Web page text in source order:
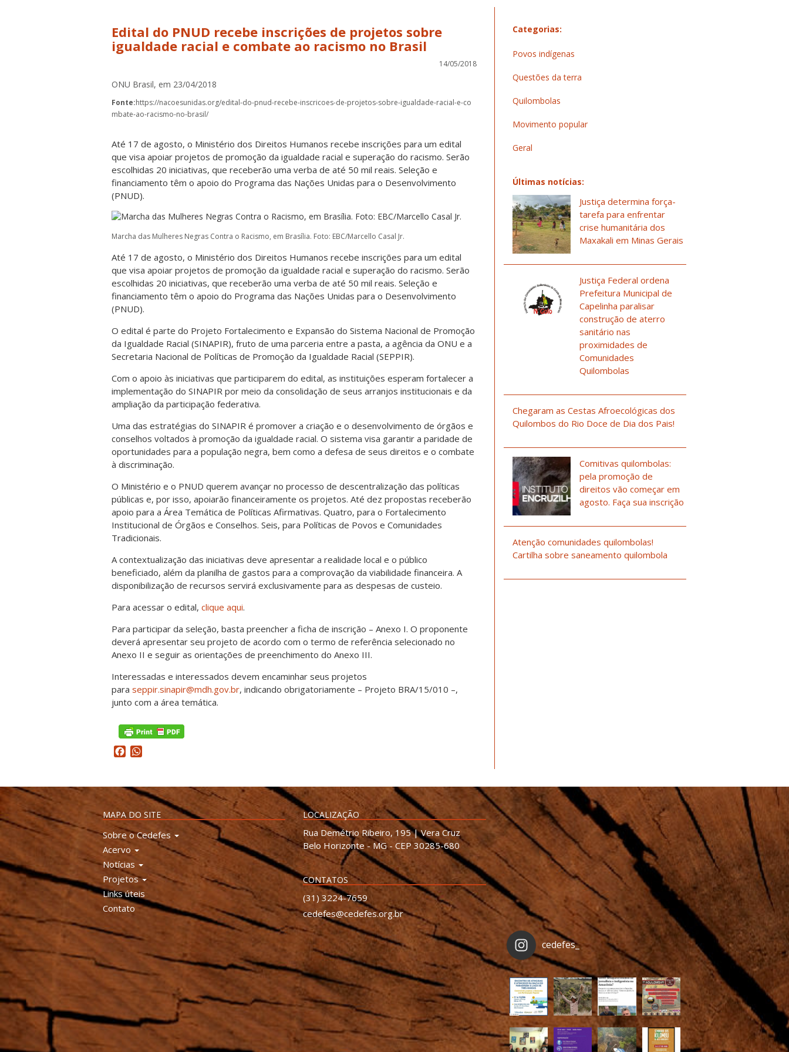
Edital do PNUD recebe inscrições de projetos sobre
igualdade racial e combate ao racismo no Brasil
14/05/2018
ONU Brasil, em 23/04/2018
Fonte:https://nacoesunidas.org/edital-do-pnud-recebe-inscricoes-de-projetos-sobre-igualdade-racial-e-co
mbate-ao-racismo-no-brasil/
Até 17 de agosto, o Ministério dos Direitos Humanos recebe inscrições para um edital
que visa apoiar projetos de promoção da igualdade racial e superação do racismo. Serão
escolhidas 20 iniciativas, que receberão uma verba de até 50 mil reais. Seleção e
financiamento têm o apoio do Programa das Nações Unidas para o Desenvolvimento
(PNUD).
Marcha das Mulheres Negras Contra o Racismo, em Brasília. Foto: EBC/Marcello Casal Jr.
Até 17 de agosto, o Ministério dos Direitos Humanos recebe inscrições para um edital
que visa apoiar projetos de promoção da igualdade racial e superação do racismo. Serão
escolhidas 20 iniciativas, que receberão uma verba de até 50 mil reais. Seleção e
financiamento têm o apoio do Programa das Nações Unidas para o Desenvolvimento
(PNUD).
O edital é parte do Projeto Fortalecimento e Expansão do Sistema Nacional de Promoção
da Igualdade Racial (SINAPIR), fruto de uma parceria entre a pasta, a agência da ONU e a
Secretaria Nacional de Políticas de Promoção da Igualdade Racial (SEPPIR).
Com o apoio às iniciativas que participarem do edital, as instituições esperam fortalecer a
implementação do SINAPIR por meio da consolidação de seus arranjos institucionais e da
ampliação da participação federativa.
Uma das estratégias do SINAPIR é promover a criação e o desenvolvimento de órgãos e
conselhos voltados à promoção da igualdade racial. O sistema visa garantir a paridade de
oportunidades para a população negra, bem como a defesa de seus direitos e o combate
à discriminação.
O Ministério e o PNUD querem avançar no processo de descentralização das políticas
públicas e, por isso, apoiarão financeiramente os projetos. Até dez propostas receberão
apoio para a Área Temática de Políticas Afirmativas. Quatro, para o Fortalecimento
Institucional de Órgãos e Conselhos. Seis, para Políticas de Povos e Comunidades
Tradicionais.
A contextualização das iniciativas deve apresentar a realidade local e o público
beneficiado, além da planilha de gastos para a comprovação da viabilidade financeira. A
disponibilização de recursos servirá exclusivamente para as despesas de custeio.
Para acessar o edital, clique aqui.
Para participar da seleção, basta preencher a ficha de inscrição – Anexo I. O proponente
deverá apresentar seu projeto de acordo com o termo de referência selecionado no
Anexo II e seguir as orientações de preenchimento do Anexo III.
Interessadas e interessados devem encaminhar seus projetos
para seppir.sinapir@mdh.gov.br, indicando obrigatoriamente – Projeto BRA/15/010 –,
junto com a área temática.
Facebook
Categorias:
Povos indígenas
Questões da terra
Quilombolas
Movimento popular
Geral
Últimas notícias:
Justiça determina força-
tarefa para enfrentar
crise humanitária dos
Maxakali em Minas Gerais
Justiça Federal ordena
Prefeitura Municipal de
Capelinha paralisar
construção de aterro
sanitário nas
proximidades de
Comunidades
Quilombolas
Chegaram as Cestas Afroecológicas dos
Quilombos do Rio Doce de Dia dos Pais!
Comitivas quilombolas:
pela promoção de
direitos vão começar em
agosto. Faça sua inscrição
Atenção comunidades quilombolas!
Cartilha sobre saneamento quilombola
MAPA DO SITE
Sobre o Cedefes
Acervo
Notícias
Projetos
Links úteis
Contato
LOCALIZAÇÃO
Rua Demétrio Ribeiro, 195 | Vera Cruz
Belo Horizonte - MG - CEP 30285-680
CONTATOS
(31) 3224-7659
cedefes@cedefes.org.br
cedefes_